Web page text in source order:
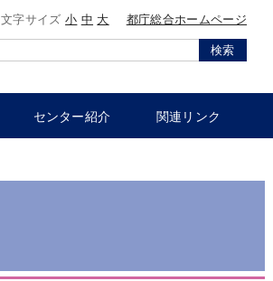
文字サイズ小 中 大 都庁総合ホームページ
検索
センター紹介 関連リンク